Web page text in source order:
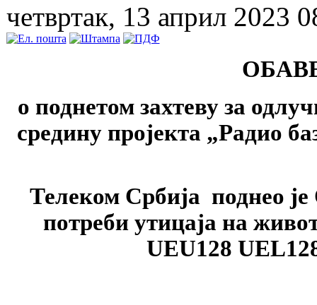
четвртак, 13 април 2023
о поднетом захтеву за
средину пројекта „Радио
Телеком Србија поднео
потреби утицаја на
UEU128